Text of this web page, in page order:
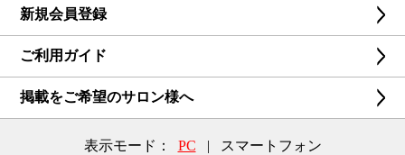
新規会員登録
ご利用ガイド
掲載をご希望のサロン様へ
表示モード： PC | スマートフォン